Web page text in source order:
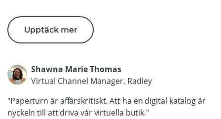
Upptäck mer
Shawna Marie Thomas
Virtual Channel Manager, Radley
"Paperturn är affärskritiskt. Att ha en digital katalog är
nyckeln till att driva vår virtuella butik."